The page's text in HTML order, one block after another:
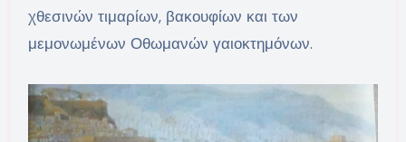
χθεσινών τιμαρίων, βακουφίων και των
μεμονωμένων Οθωμανών γαιοκτημόνων.